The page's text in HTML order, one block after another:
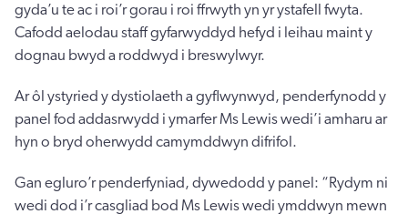
gyda’u te ac i roi’r gorau i roi ffrwyth yn yr ystafell fwyta.
Cafodd aelodau staff gyfarwyddyd hefyd i leihau maint y
dognau bwyd a roddwyd i breswylwyr.
Ar ôl ystyried y dystiolaeth a gyflwynwyd, penderfynodd y
panel fod addasrwydd i ymarfer Ms Lewis wedi’i amharu ar
hyn o bryd oherwydd camymddwyn difrifol.
Gan egluro’r penderfyniad, dywedodd y panel: “Rydym ni
wedi dod i’r casgliad bod Ms Lewis wedi ymddwyn mewn